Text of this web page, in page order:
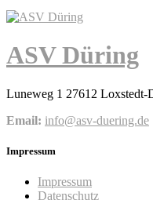
ASV Düring
Luneweg 1 27612 Loxstedt-
Email: info@asv-duering.de
Impressum
Impressum
Datenschutz